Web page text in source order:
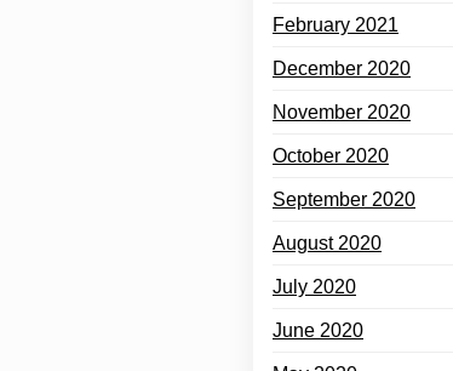
February 2021
December 2020
November 2020
October 2020
September 2020
August 2020
July 2020
June 2020